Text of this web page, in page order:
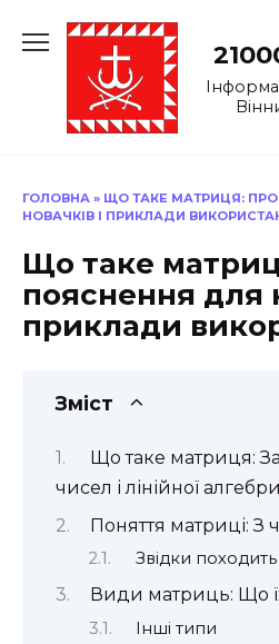
до
ГОЛОВНА » ЩО ТАКЕ МАТРИЦЯ:
НОВАЧКІВ І ПРИКЛАДИ
Що таке
пояснення для
приклади
Зміст
Що таке матриця:
чисел і лінійної алгебри
Поняття матриці: З
Звідки
Види матриць: Що
Інші типи